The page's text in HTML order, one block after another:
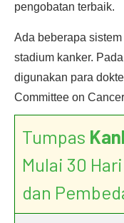
pengobatan terbaik.
Ada beberapa
stadium kanker.
digunakan para
Committee on
Tumpas
Mulai 30
dan